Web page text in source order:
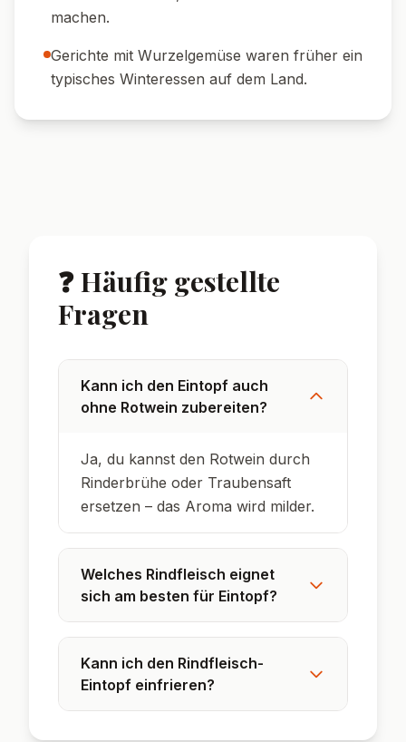
machen.
Gerichte mit Wurzelgemüse waren früher ein
typisches Winteressen auf dem Land.
❓ Häufig gestellte
Fragen
Kann ich den Eintopf auch
ohne Rotwein zubereiten?
Ja, du kannst den Rotwein durch
Rinderbrühe oder Traubensaft
ersetzen – das Aroma wird milder.
Welches Rindfleisch eignet
sich am besten für Eintopf?
Kann ich den Rindfleisch-
Eintopf einfrieren?